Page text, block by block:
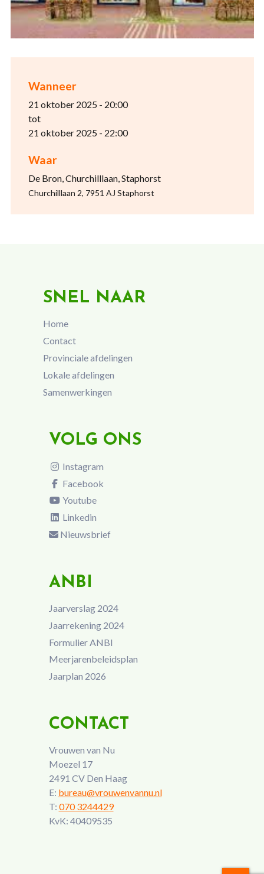
Wanneer
21 oktober 2025 - 20:00
tot
21 oktober 2025 - 22:00
Waar
De Bron, Churchilllaan, Staphorst
Churchilllaan 2, 7951 AJ Staphorst
SNEL NAAR
Home
Contact
Provinciale afdelingen
Lokale afdelingen
Samenwerkingen
VOLG ONS
Instagram
Facebook
Youtube
Linkedin
Nieuwsbrief
ANBI
Jaarverslag 2024
Jaarrekening 2024
Formulier ANBI
Meerjarenbeleidsplan
Jaarplan 2026
CONTACT
Vrouwen van Nu
Moezel 17
2491 CV Den Haag
E: bureau@vrouwenvannu.nl
T: 070 3244429
KvK: 40409535